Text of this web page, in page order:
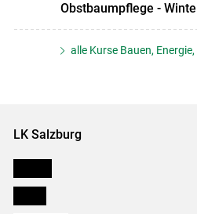
Obstbaumpflege -
alle Kurse Bauen,
LK Salzburg